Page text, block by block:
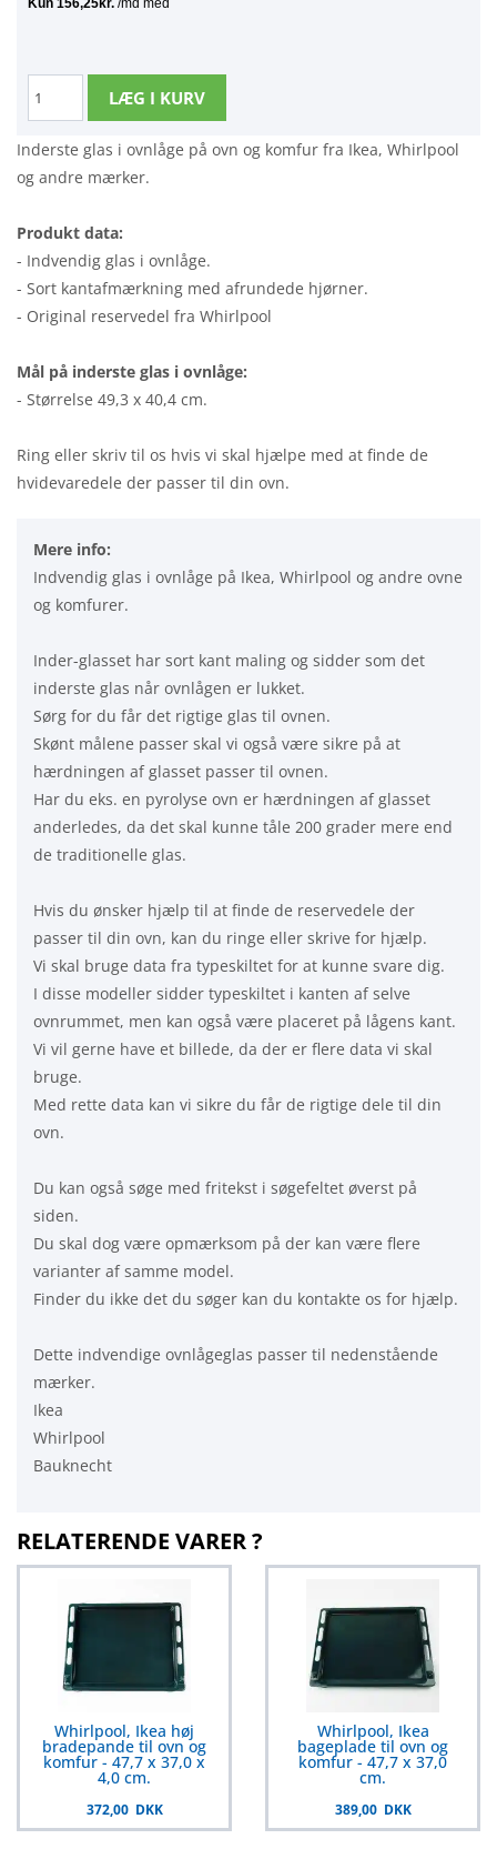
Inderste glas i ovnlåge på ovn og komfur fra Ikea, Whirlpool
og andre mærker.
Produkt data:
- Indvendig glas i ovnlåge.
- Sort kantafmærkning med afrundede hjørner.
- Original reservedel fra Whirlpool
Mål på inderste glas i ovnlåge:
- Størrelse 49,3 x 40,4 cm.
Ring eller skriv til os hvis vi skal hjælpe med at finde de
hvidevaredele der passer til din ovn.
Mere info:
Indvendig glas i ovnlåge på Ikea, Whirlpool og andre ovne
og komfurer.
Inder-glasset har sort kant maling og sidder som det
inderste glas når ovnlågen er lukket.
Sørg for du får det rigtige glas til ovnen.
Skønt målene passer skal vi også være sikre på at
hærdningen af glasset passer til ovnen.
Har du eks. en pyrolyse ovn er hærdningen af glasset
anderledes, da det skal kunne tåle 200 grader mere end
de traditionelle glas.
Hvis du ønsker hjælp til at finde de reservedele der
passer til din ovn, kan du ringe eller skrive for hjælp.
Vi skal bruge data fra typeskiltet for at kunne svare dig.
I disse modeller sidder typeskiltet i kanten af selve
ovnrummet, men kan også være placeret på lågens kant.
Vi vil gerne have et billede, da der er flere data vi skal
bruge.
Med rette data kan vi sikre du får de rigtige dele til din
ovn.
Du kan også søge med fritekst i søgefeltet øverst på
siden.
Du skal dog være opmærksom på der kan være flere
varianter af samme model.
Finder du ikke det du søger kan du kontakte os for hjælp.
Dette indvendige ovnlågeglas passer til nedenstående
mærker.
Ikea
Whirlpool
Bauknecht
RELATERENDE VARER ?
Whirlpool, Ikea høj
bradepande til ovn og
komfur - 47,7 x 37,0 x
4,0 cm.
372,00 DKK
Whirlpool, Ikea
bageplade til ovn og
komfur - 47,7 x 37,0
cm.
389,00 DKK